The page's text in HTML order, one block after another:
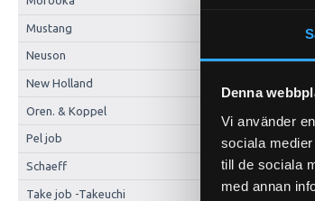
Denna
Vi använder
sociala
till de sociala
med annan
Mustang
Neuson
New Holland
Oren. & Koppel
Pel job
Schaeff
Take job -Takeuchi